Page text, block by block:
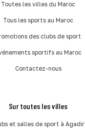
Toutes les villes du Maroc
Tous les sports au Maroc
des clubs de sport
sportifs au Maroc
Contactez-nous
Sur toutes les villes
et salles de sport à Agadir